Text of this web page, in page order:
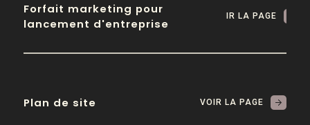
Forfait marketing pour
lancement d'entreprise
VOIR LA PAGE
Plan de site VOIR LA PAGE